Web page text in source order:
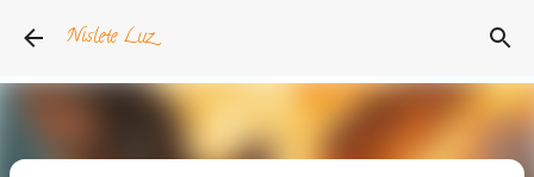
Pular para o conteúdo principal
Nislete Luz